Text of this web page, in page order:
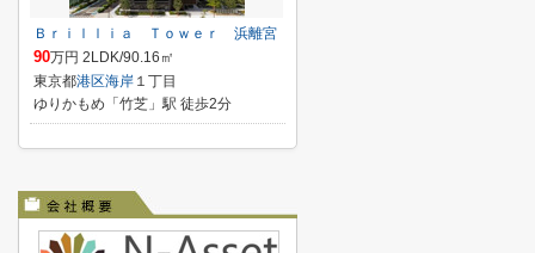
Ｂｒｉｌｌｉａ Ｔｏｗｅｒ 浜離宮
90万円 2LDK/90.16㎡
東京都港区海岸 １丁目
ゆりかもめ「竹芝」駅 徒歩2分